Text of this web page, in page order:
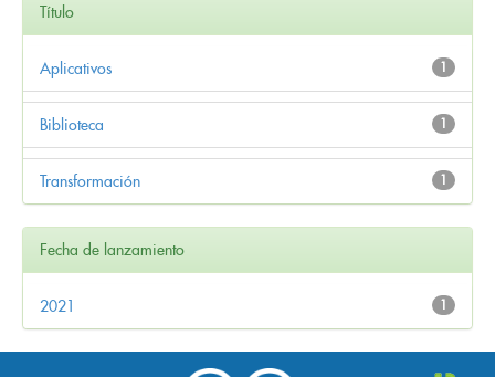
Título
1
Aplicativos
1
Biblioteca
1
Transformación
Fecha de lanzamiento
1
2021